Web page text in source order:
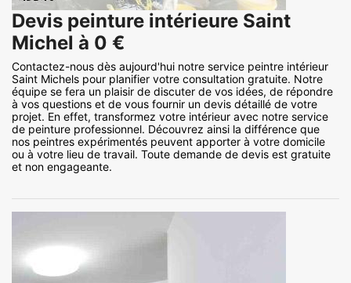
Devis peinture intérieure Saint
Michel à 0 €
Contactez-nous dès aujourd'hui notre service peintre intérieur
Saint Michels pour planifier votre consultation gratuite. Notre
équipe se fera un plaisir de discuter de vos idées, de répondre
à vos questions et de vous fournir un devis détaillé de votre
projet. En effet, transformez votre intérieur avec notre service
de peinture professionnel. Découvrez ainsi la différence que
nos peintres expérimentés peuvent apporter à votre domicile
ou à votre lieu de travail. Toute demande de devis est gratuite
et non engageante.